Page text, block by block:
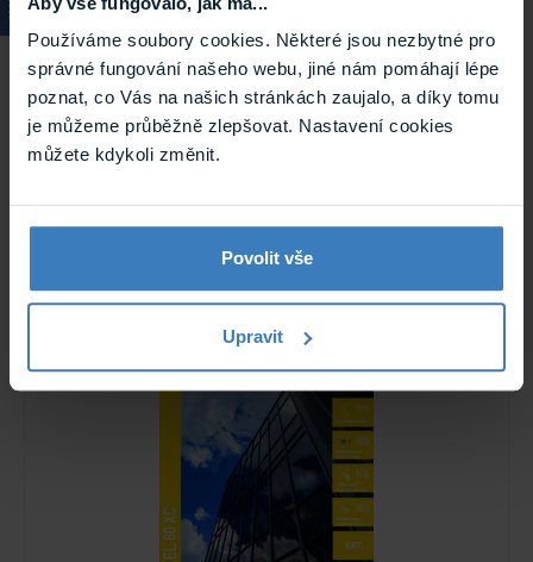
Používáme soubory cookies. Některé jsou nezbytné pro
správné fungování našeho webu, jiné nám pomáhají lépe
poznat, co Vás na našich stránkách zaujalo, a díky tomu
je můžeme průběžně zlepšovat. Nastavení cookies
můžete kdykoli změnit.
Povolit vše
Upravit
Solar Screen NICKEL 80 XC (bm)
protisluneční exteriérová fólie tónovaná
Protisluneční exteriérová tónovaná fólie Solar Screen se
Na cestě